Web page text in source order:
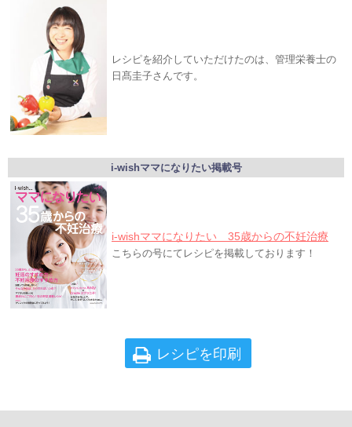
レシピを紹介していただけたのは、管理栄養士の
日髙圭子さんです。
i-wishママになりたい掲載号
i-wishママになりたい 35歳からの不妊治療
こちらの号にてレシピを掲載しております！
レシピを印刷